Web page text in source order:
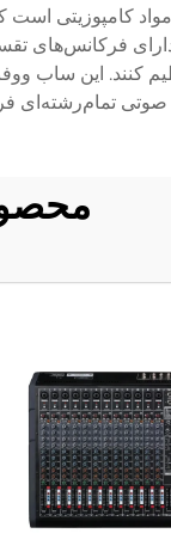
کامپوزیتی
فرکانس‌های
کنند. این ساب
تمام‌رشته‌ای